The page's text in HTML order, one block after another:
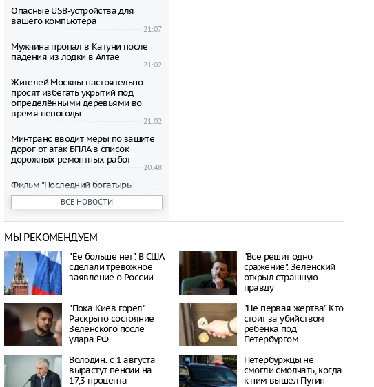
Опасные USB-устройства для
вашего компьютера
21:07
Мужчина пропал в Катуни после
падения из лодки в Алтае
21:02
Жителей Москвы настоятельно
просят избегать укрытий под
определёнными деревьями во
время непогоды
21:02
Минтранс вводит меры по защите
дорог от атак БПЛА в список
дорожных ремонтных работ
20:48
Фильм "Последний богатырь.
Колобок" собрал почти 45
миллионов рублей в день
20:42
Зеленский объявил о намерении
запустить спецоперацию по
санкциям против России
20:27
Департамент транспорта Москвы
рассмотрел возможность зимнего
проката самокатов
20:23
Самый доступный «Москвич» в
России стал рекордно дешевле
Путин одобрил приватизацию
аэропорта Шереметьево
ВСЕ НОВОСТИ
МЫ РЕКОМЕНДУЕМ
"Ее больше нет". В США
сделали тревожное
заявление о России
"Все решит одно
сражение". Зеленский
открыл страшную
правду
"Пока Киев горел".
Раскрыто состояние
Зеленского после
удара РФ
"Не первая жертва" Кто
стоит за убийством
ребенка под
Петербургом
Володин: с 1 августа
вырастут пенсии на
17,3 процента
Петербуржцы не
смогли смолчать, когда
к ним вышел Путин